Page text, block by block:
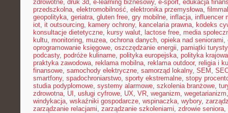
zdrowotne, druk 3d, e-learning biznesowy, e-sport, edukacja
przedszkolna, elektromobilność, elektronika przemysłowa,
geopolityka, geriatra, gluten free, gry mobilne, inflacja, influencer
iot, it outsourcing, kamery ochrony, kancelaria prawna, kodeks
konsultacje dietetyczne, kursy walut, lactose free, media
kultu, monitoring, muzea, ochrona danych, opieka nad seniorami,
oprogramowanie księgowe, oszczędzanie energii, pamiątki
podcasty, podróże kulinarne, polityka europejska, polityka krajowa
praktyka zawodowa, reklama mobilna, reklama outdoor, religia i
finansowe, samochody elektryczne, samorząd lokalny, SEM ,
smartfony, spadochroniarstwo, sporty ekstremalne, stopy
studia podyplomowe, systemy alarmowe, szkolenia branżowe,
zdrowotna, UI , usługi cyfrowe, UX, VR, weganizm, wegetarianizm
windykacja, wskaźniki gospodarcze, wspinaczka, wybory,
zarządzanie relacjami, zarządzanie szkoleniami, zdrowie seniora,